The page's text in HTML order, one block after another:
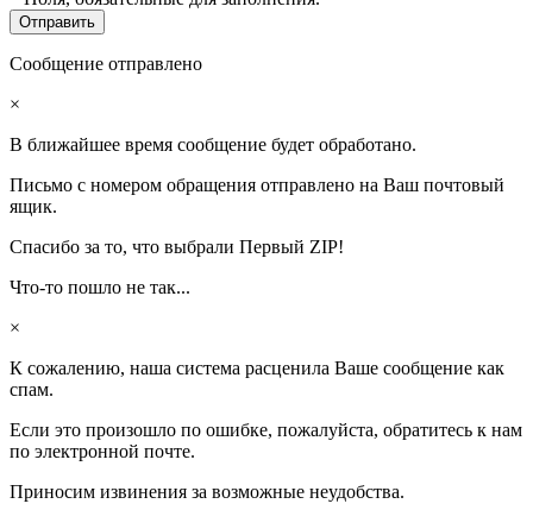
Сообщение отправлено
×
В ближайшее время сообщение будет обработано.
Письмо с номером обращения отправлено на Ваш почтовый
ящик.
Спасибо за то, что выбрали Первый ZIP!
Что-то пошло не так...
×
К сожалению, наша система расценила Ваше сообщение как
спам.
Если это произошло по ошибке, пожалуйста, обратитесь к нам
по электронной почте.
Приносим извинения за возможные неудобства.